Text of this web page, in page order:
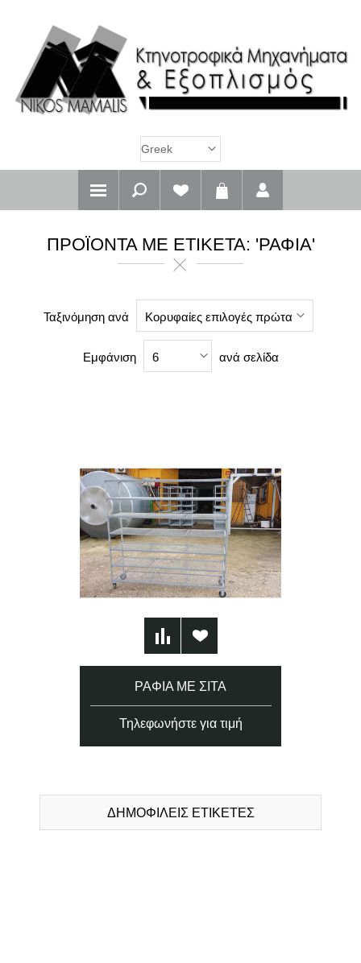
ΠΡΟΪΌΝΤΑ ΜΕ ΕΤΙΚΈΤΑ: 'ΡΆΦΙΑ'
Ταξινόμηση ανά Κορυφαίες επιλογές πρώτα
Εμφάνιση 6 ανά σελίδα
ΡΆΦΙΑ ΜΕ ΣΊΤΑ
Τηλεφωνήστε για τιμή
ΔΗΜΟΦΙΛΕΙΣ ΕΤΙΚΕΤΕΣ